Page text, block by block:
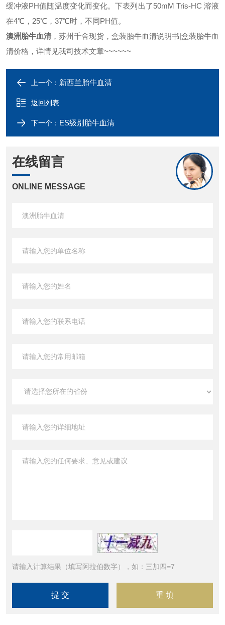
缓冲液PH值随温度变化而变化。下表列出了50mM Tris-HC 溶液
在4℃，25℃，37℃时，不同PH值。
澳洲胎牛血清 ，苏州千舍现货，盒装胎牛血清说明书|盒装胎牛血
清价格，详情见我司技术文章~~~~~~
上一个： 新西兰胎牛血清
返回列表
下一个： ES级别胎牛血清
在线留言
ONLINE MESSAGE
请输入计算结果（填写阿拉伯数字），如：三加四=7